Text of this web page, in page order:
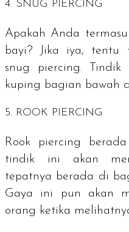
4. SNUG PIERCING
Apakah Anda
bayi? Jika iya, tentu
snug piercing. Tindik
kuping bagian bawah
5. ROOK PIERCING
Rook piercing
tindik ini akan
tepatnya berada di
Gaya ini pun akan
orang ketika